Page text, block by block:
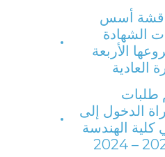
أسس
الشهادة
الأربعة
طلبات
الدخول إلى
كلية الهندسة